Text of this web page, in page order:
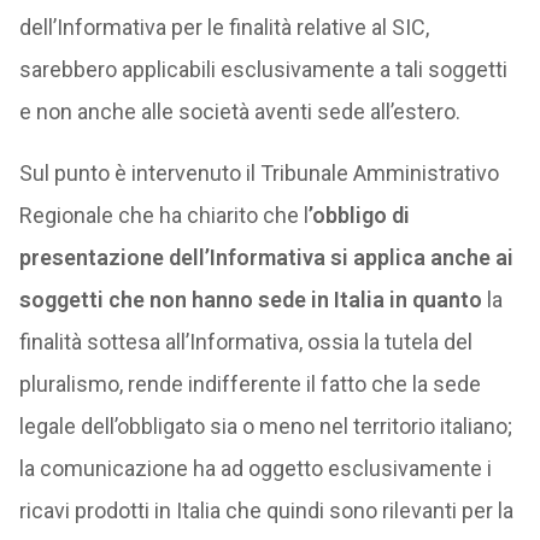
dell’Informativa per le finalità relative al SIC,
sarebbero applicabili esclusivamente a tali soggetti
e non anche alle società aventi sede all’estero.
Sul punto è intervenuto il Tribunale Amministrativo
Regionale che ha chiarito che l ’obbligo di
presentazione dell’Informativa si applica anche ai
soggetti che non hanno sede in Italia in quanto la
finalità sottesa all’Informativa, ossia la tutela del
pluralismo, rende indifferente il fatto che la sede
legale dell’obbligato sia o meno nel territorio italiano;
la comunicazione ha ad oggetto esclusivamente i
ricavi prodotti in Italia che quindi sono rilevanti per la